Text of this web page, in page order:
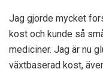
Jag gjorde mycket
kost och kunde så
mediciner. Jag är nu
växtbaserad kost,